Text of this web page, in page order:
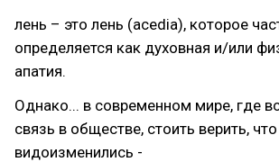
лень – это лень (acedia), которое
определяется как духовная и/или
апатия.
Однако... в современном мире, где
связь в обществе, стоить верить, что
видоизменились -